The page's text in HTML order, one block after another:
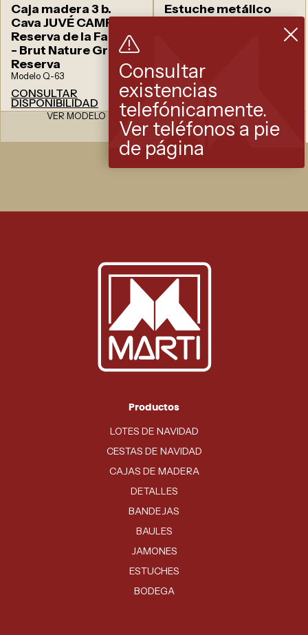
Caja madera 3 b.
Cava JUVÉ CAMPS
Reserva de la Familia
- Brut Nature Gran
Reserva
Modelo Q-63
CONSULTAR
DISPONIBILIDAD
VER MODELO
Estuche metálico
Modelo ZM-23
DISPONIBILIDAD
VER MODELO
Productos
LOTES DE NAVIDAD
CESTAS DE NAVIDAD
CAJAS DE MADERA
DETALLES
BANDEJAS
BAULES
JAMONES
ESTUCHES
BODEGA
Consultar
existencias
telefónicamente.
Ver teléfonos a pie
de página